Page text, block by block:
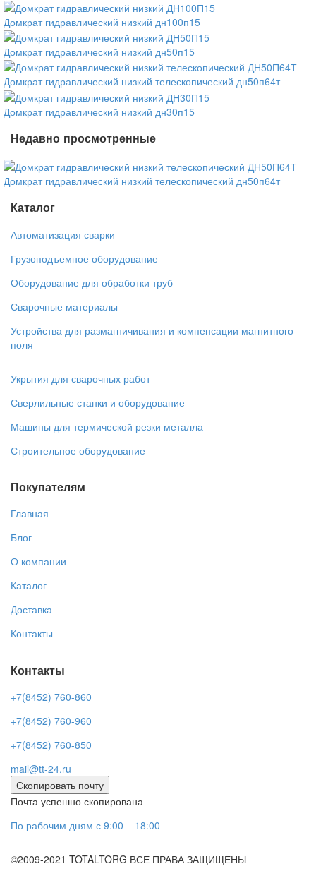
Домкрат гидравлический низкий дн100п15
Домкрат гидравлический низкий дн50п15
Домкрат гидравлический низкий телескопический дн50п64т
Домкрат гидравлический низкий дн30п15
Недавно просмотренные
Домкрат гидравлический низкий телескопический дн50п64т
Каталог
Автоматизация сварки
Грузоподъемное оборудование
Оборудование для обработки труб
Сварочные материалы
Устройства для размагничивания и компенсации магнитного
поля
Укрытия для сварочных работ
Сверлильные станки и оборудование
Машины для термической резки металла
Строительное оборудование
Покупателям
Главная
Блог
О компании
Каталог
Доставка
Контакты
Контакты
+7(8452) 760-860
+7(8452) 760-960
+7(8452) 760-850
mail@tt-24.ru
Скопировать почту
Почта успешно скопирована
По рабочим дням с 9:00 – 18:00
©2009-2021 TOTALTORG ВСЕ ПРАВА ЗАЩИЩЕНЫ